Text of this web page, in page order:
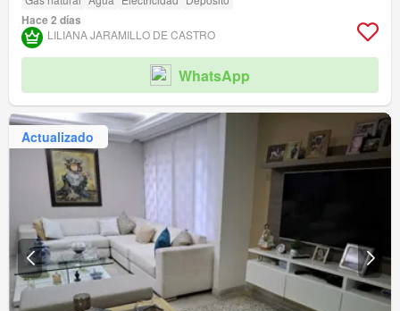
Hace 2 días
LILIANA JARAMILLO DE CASTRO
WhatsApp
Actualizado